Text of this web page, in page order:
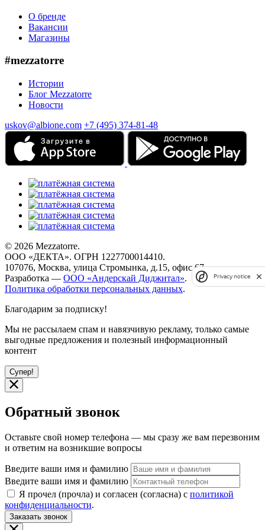
О бренде
Вакансии
Магазины
#mezzatorre
Истории
Блог Mezzatorre
Новости
uskov@albione.com +7 (495) 374-81-48
© 2026 Mezzatorre.
ООО «ДЕКТА». ОГРН 1227700014410.
107076, Москва, улица Стромынка, д.15, офис 67.
Разработка — ООО «Андерскай Диджитал».
Политика обработки персональных данных.
Благодарим за подписку!
Мы не рассылаем спам и навязчивую рекламу, только самые
выгодные предложения и полезный информационный
контент
Супер!
Обратный звонок
Оставьте свой номер телефона — мы сразу же вам перезвоним
и ответим на возникшие вопросы
Введите ваши имя и фамилию
Введите ваши имя и фамилию
Я прочел (прочла) и согласен (согласна) с политикой
конфиденциальности.
Заказать звонок
Privacy notice